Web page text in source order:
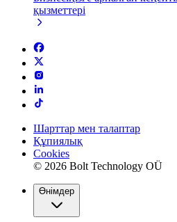
қызметтері
Шарттар мен талаптар
Құпиялық
Cookies
© 2026 Bolt Technology OÜ
Өнімдер